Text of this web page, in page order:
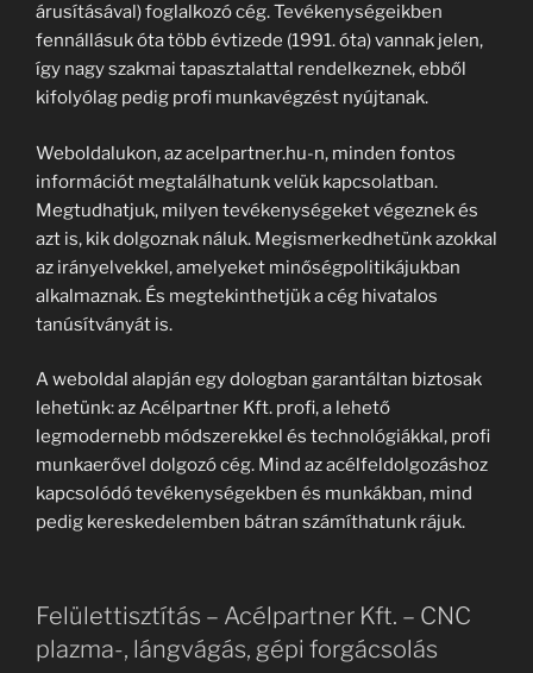
árusításával) foglalkozó cég. Tevékenységeikben
fennállásuk óta több évtizede (1991. óta) vannak jelen,
így nagy szakmai tapasztalattal rendelkeznek, ebből
kifolyólag pedig profi munkavégzést nyújtanak.
Weboldalukon, az acelpartner.hu-n, minden fontos
információt megtalálhatunk velük kapcsolatban.
Megtudhatjuk, milyen tevékenységeket végeznek és
azt is, kik dolgoznak náluk. Megismerkedhetünk azokkal
az irányelvekkel, amelyeket minőségpolitikájukban
alkalmaznak. És megtekinthetjük a cég hivatalos
tanúsítványát is.
A weboldal alapján egy dologban garantáltan biztosak
lehetünk: az Acélpartner Kft. profi, a lehető
legmodernebb módszerekkel és technológiákkal, profi
munkaerővel dolgozó cég. Mind az acélfeldolgozáshoz
kapcsolódó tevékenységekben és munkákban, mind
pedig kereskedelemben bátran számíthatunk rájuk.
Felülettisztítás – Acélpartner Kft. – CNC
plazma-, lángvágás, gépi forgácsolás